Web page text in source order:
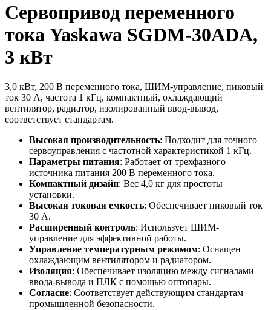
Сервопривод переменного
тока Yaskawa SGDM-30ADA,
3 кВт
3,0 кВт, 200 В переменного тока, ШИМ-управление, пиковый
ток 30 А, частота 1 кГц, компактный, охлаждающий
вентилятор, радиатор, изолированный ввод-вывод,
соответствует стандартам.
Высокая производительность: Подходит для точного
сервоуправления с частотной характеристикой 1 кГц.
Параметры питания: Работает от трехфазного
источника питания 200 В переменного тока.
Компактный дизайн: Вес 4,0 кг для простоты
установки.
Высокая токовая емкость: Обеспечивает пиковый ток
30 А.
Расширенный контроль: Использует ШИМ-
управление для эффективной работы.
Управление температурным режимом: Оснащен
охлаждающим вентилятором и радиатором.
Изоляция: Обеспечивает изоляцию между сигналами
ввода-вывода и ПЛК с помощью оптопары.
Согласие: Соответствует действующим стандартам
промышленной безопасности.